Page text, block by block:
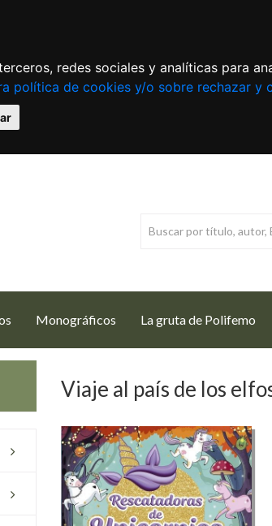
redes sociales y analíticas para
política de cookies y/o sobre rechazar y
Monográficos La gruta de Polifemo
Viaje al país de los